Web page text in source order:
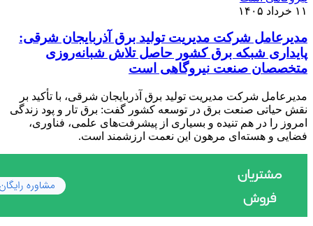
۱۱ خرداد ۱۴۰۵
مدیرعامل شرکت مدیریت تولید برق آذربایجان شرقی:
پایداری شبکه برق کشور حاصل تلاش شبانه‌روزی
متخصصان صنعت نیروگاهی است
مدیرعامل شرکت مدیریت تولید برق آذربایجان شرقی، با تأکید بر
نقش حیاتی صنعت برق در توسعه کشور گفت: برق تار و پود زندگی
امروز را در هم تنیده و بسیاری از پیشرفت‌های علمی، فناوری،
فضایی و هسته‌ای مرهون این نعمت ارزشمند است.